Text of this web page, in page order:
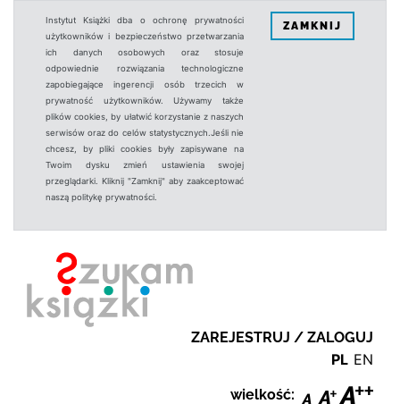
Instytut Książki dba o ochronę prywatności
użytkowników i bezpieczeństwo przetwarzania
ich danych osobowych oraz stosuje
odpowiednie rozwiązania technologiczne
zapobiegające ingerencji osób trzecich w
prywatność użytkowników. Używamy także
plików cookies, by ułatwić korzystanie z naszych
serwisów oraz do celów statystycznych.Jeśli nie
chcesz, by pliki cookies były zapisywane na
Twoim dysku zmień ustawienia swojej
przeglądarki. Kliknij "Zamknij" aby zaakceptować
naszą politykę prywatności.
ZAMKNIJ
ZAREJESTRUJ / ZALOGUJ
PL EN
wielkość: